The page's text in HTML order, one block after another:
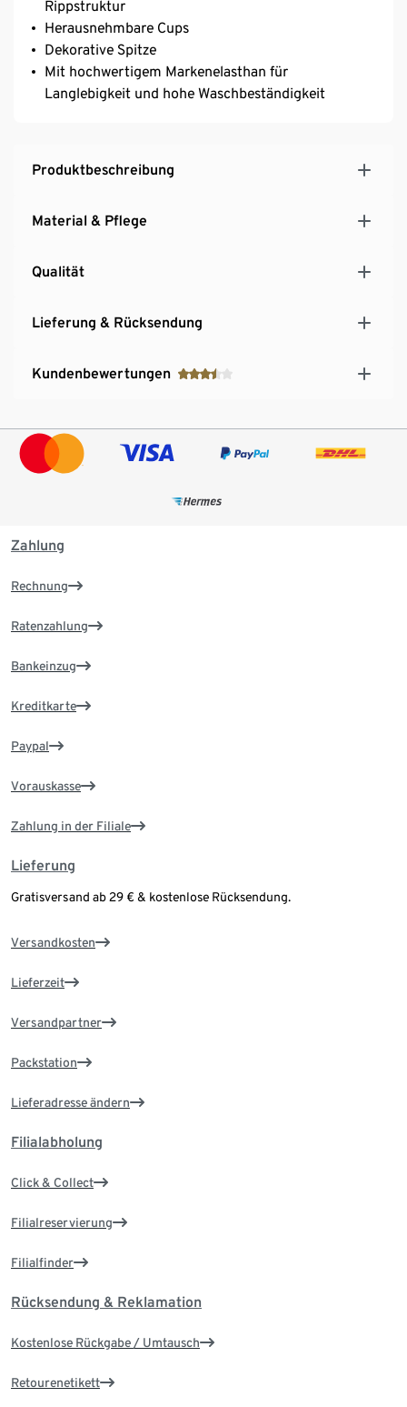
Rippstruktur
Herausnehmbare Cups
Dekorative Spitze
Mit hochwertigem Markenelasthan für
Langlebigkeit und hohe Waschbeständigkeit
Produktbeschreibung
Material & Pflege
Qualität
Lieferung & Rücksendung
Kundenbewertungen
Zahlung
Rechnung
Ratenzahlung
Bankeinzug
Kreditkarte
Paypal
Vorauskasse
Zahlung in der Filiale
Lieferung
Gratisversand ab 29 € & kostenlose Rücksendung.
Versandkosten
Lieferzeit
Versandpartner
Packstation
Lieferadresse ändern
Filialabholung
Click & Collect
Filialreservierung
Filialfinder
Rücksendung & Reklamation
Kostenlose Rückgabe / Umtausch
Retourenetikett